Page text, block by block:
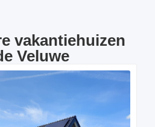
vakantiehuizen
Veluwe